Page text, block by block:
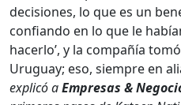
decisiones, lo que es un
confiando en lo que le
hacerlo’, y la compañía
Uruguay; eso, siempre en
explicó aEmpresas &